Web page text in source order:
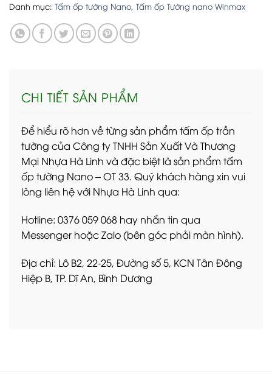
Danh mục: Tấm ốp tường Nano, Tấm ốp Tường nano Winmax
CHI TIẾT SẢN PHẨM
Để hiểu rõ hơn về từng sản phẩm tấm ốp trần
tường của Công ty TNHH Sản Xuất Và Thương
Mại Nhựa Hà Linh và đặc biệt là sản phẩm tấm
ốp tường Nano – OT 33. Quý khách hàng xin vui
lòng liên hệ với Nhựa Hà Linh qua:
Hotline: 0376 059 068 hay nhắn tin qua
Messenger hoặc Zalo (bên góc phải màn hình).
Địa chỉ: Lô B2, 22-25, Đường số 5, KCN Tân Đông
Hiệp B, TP. Dĩ An, Bình Dương